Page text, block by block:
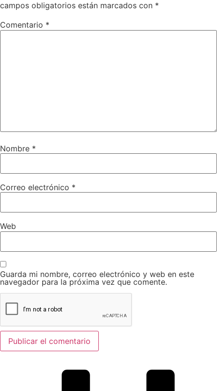
campos obligatorios están marcados con *
Comentario *
Nombre *
Correo electrónico *
Web
Guarda mi nombre, correo electrónico y web en este
navegador para la próxima vez que comente.